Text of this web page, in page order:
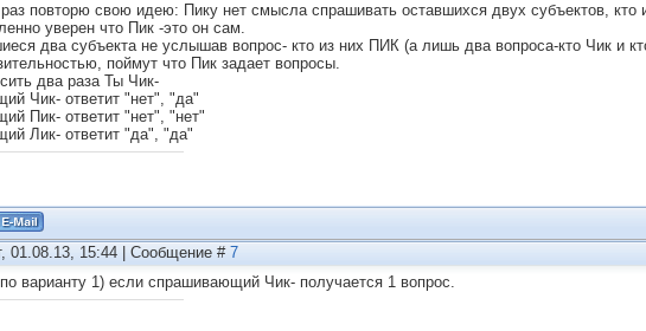
повторю свою идею: Пику нет смысла спрашивать оставшихся двух субъектов, кто
уверен что Пик -это он сам.
два субъекта не услышав вопрос- кто из них ПИК (а лишь два вопроса-кто Чик и
поймут что Пик задает вопросы.
два раза Ты Чик-
Чик- ответит "нет", "да"
Пик- ответит "нет", "нет"
Лик- ответит "да", "да"
01.08.13, 15:44 | Сообщение # 7
по варианту 1) если спрашивающий Чик- получается 1 вопрос.